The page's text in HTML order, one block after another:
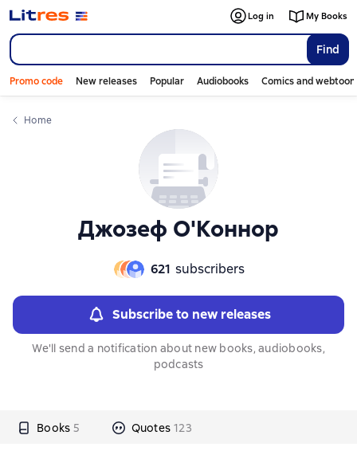
Find
Log in My Books
Promo code New releases Popular Audiobooks Comics and
Home
Джозеф О'Коннор
621 subscribers
Subscribe to new releases
We'll send a notification about new books, audiobooks,
podcasts
Books 5 Quotes 123
Слайдер с книгами
Слайдер с книгами